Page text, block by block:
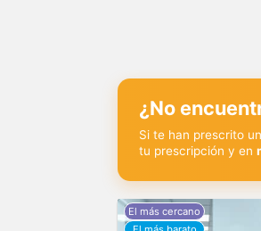
¿No
Si te han prescrito
tu prescripción y en